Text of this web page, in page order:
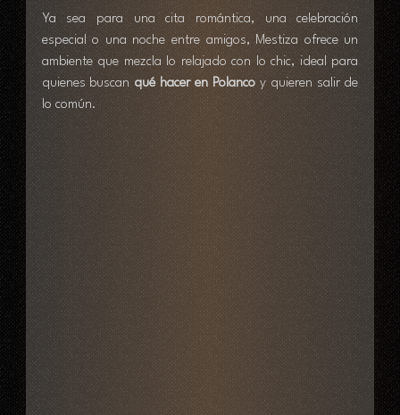
Ya sea para una cita romántica, una celebración
especial o una noche entre amigos, Mestiza ofrece un
ambiente que mezcla lo relajado con lo chic, ideal para
quienes buscan qué hacer en Polanco y quieren salir de
lo común.